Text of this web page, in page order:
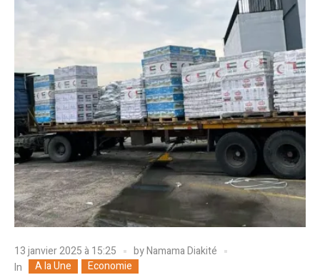
13 janvier 2025 à 15:25 byNamama Diakité
In
A la Une Economie